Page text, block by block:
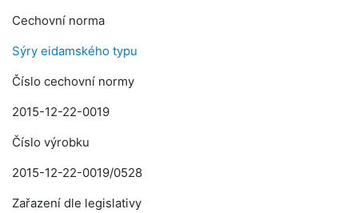
Cechovní norma
Sýry eidamského typu
Číslo cechovní normy
2015-12-22-0019
Číslo výrobku
2015-12-22-0019/0528
Zařazení dle legislativy